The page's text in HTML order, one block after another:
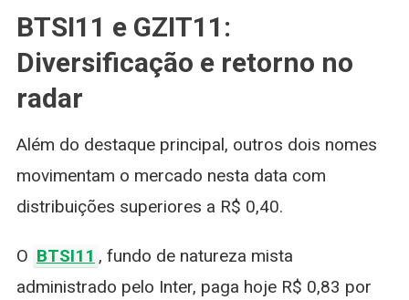
BTSI11 e GZIT11:
Diversificação e retorno no
radar
Além do destaque principal, outros dois nomes
movimentam o mercado nesta data com
distribuições superiores a R$ 0,40.
O BTSI11 , fundo de natureza mista
administrado pelo Inter, paga hoje R$ 0,83 por